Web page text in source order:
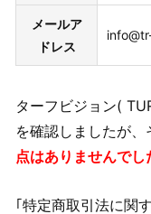
メールア
ドレス
ターフビジョン(
を確認しましたが
点はありませんでし
｢特定商取引法に関